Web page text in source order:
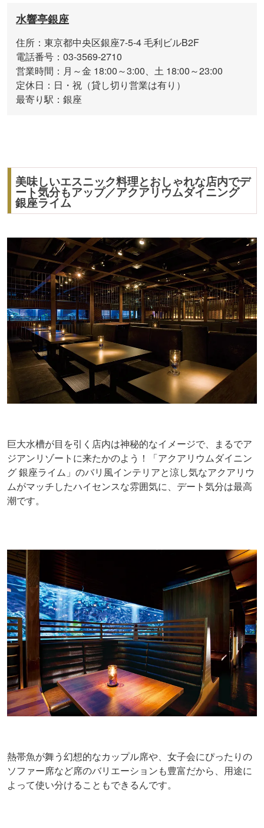
水響亭銀座
住所：東京都中央区銀座7-5-4 毛利ビルB2F
電話番号：03-3569-2710
営業時間：月～金 18:00～3:00、土 18:00～23:00
定休日：日・祝（貸し切り営業は有り）
最寄り駅：銀座
美味しいエスニック料理とおしゃれな店内でデ
ート気分もアップ／アクアリウムダイニング
銀座ライム
巨大水槽が目を引く店内は神秘的なイメージで、まるでア
ジアンリゾートに来たかのよう！「アクアリウムダイニン
グ 銀座ライム」のバリ風インテリアと涼し気なアクアリウ
ムがマッチしたハイセンスな雰囲気に、デート気分は最高
潮です。
熱帯魚が舞う幻想的なカップル席や、女子会にぴったりの
ソファー席など席のバリエーションも豊富だから、用途に
よって使い分けることもできるんです。